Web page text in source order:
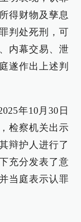
得财物及孳息
判处死刑，可
内幕交易、泄
遂作出上述判
年10月30日
检察机关出示
辩护人进行了
充分发表了意
当庭表示认罪